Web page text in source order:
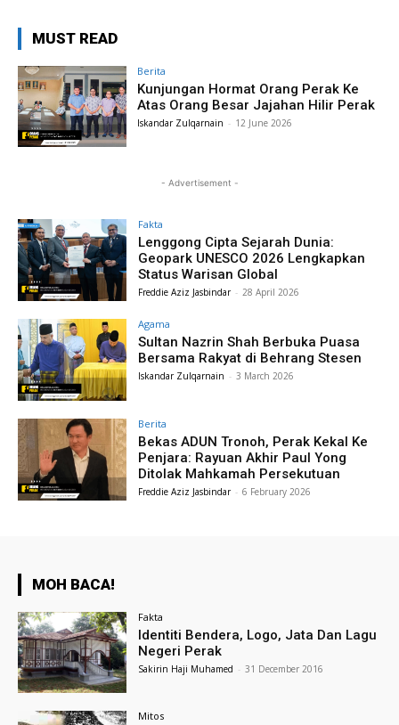
MUST READ
Berita
Kunjungan Hormat Orang Perak Ke
Atas Orang Besar Jajahan Hilir Perak
Iskandar Zulqarnain - 12 June 2026
- Advertisement -
Fakta
Lenggong Cipta Sejarah Dunia:
Geopark UNESCO 2026 Lengkapkan
Status Warisan Global
Freddie Aziz Jasbindar - 28 April 2026
Agama
Sultan Nazrin Shah Berbuka Puasa
Bersama Rakyat di Behrang Stesen
Iskandar Zulqarnain - 3 March 2026
Berita
Bekas ADUN Tronoh, Perak Kekal Ke
Penjara: Rayuan Akhir Paul Yong
Ditolak Mahkamah Persekutuan
Freddie Aziz Jasbindar - 6 February 2026
MOH BACA!
Fakta
Identiti Bendera, Logo, Jata Dan Lagu
Negeri Perak
Sakirin Haji Muhamed - 31 December 2016
Mitos